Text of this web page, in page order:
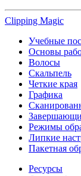
Clipping Magic
Учебные
Основы
Волосы
Скальпель
Четкие края
Графика
Режимы
Липкие
Пакетная
Ресурсы